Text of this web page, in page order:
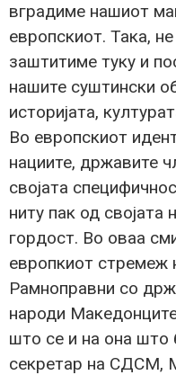
вградиме нашиот
европскиот. Така,
заштитиме туку и
нашите суштински
историјата,
Во европскиот
нациите, државите
својата
ниту пак од својата
гордост. Во оваа
европкиот стремеж
Рамноправни со
народи
што се и на она што
секретар на СДСМ,